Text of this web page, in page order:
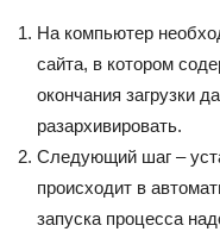
На компьютер
сайта, в котором
окончания загрузки
разархивировать.
Следующий шаг –
происходит в
запуска процесса